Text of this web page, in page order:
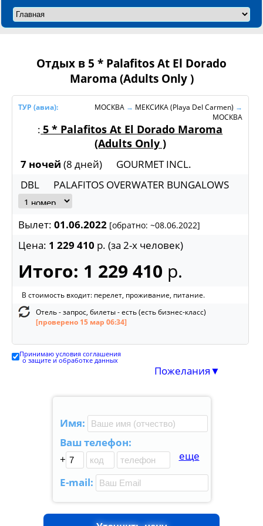
Отдых в 5 * Palafitos At El Dorado
Maroma (Adults Only )
ТУР (авиа): МОСКВА → МЕКСИКА (Playa Del Carmen) →
МОСКВА
: 5 * Palafitos At El Dorado Maroma
(Adults Only )
7 ночей (8 дней)
GOURMET INCL.
DBL
PALAFITOS OVERWATER BUNGALOWS
Вылет: 01.06.2022 [обратно: ~08.06.2022]
Цена: 1 229 410 р. (за 2-х человек)
Итого: 1 229 410 р.
В стоимость входит: перелет, проживание, питание.
Отель - запрос, билеты - есть (есть бизнес-класс)
[проверено 15 мар 06:34]
Принимаю условия соглашения
о защите и обработке данных
Пожелания▼
Имя:
Ваш телефон:
+
еще
E-mail: